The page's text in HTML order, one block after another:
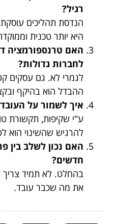
רגיל?
הנדסת תהליכים עוסקת
היא יותר טכנית
האם טרנספורמציה
לחברות גדולות?
לגמרי לא. גם עסקים
ההבדל הוא בהיקף
איך לשמור על
ע"י שקיפות, תקשורת
להרגיש שהשינוי הוא
האם נכון לשלב בין
חדשים?
בהחלט. לא תמיד
את מה שכבר עובד.